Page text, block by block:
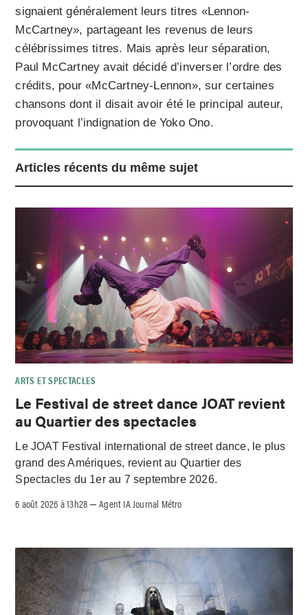
signaient généralement leurs titres «Lennon-
McCartney», partageant les revenus de leurs
célébrissimes titres. Mais après leur séparation,
Paul McCartney avait décidé d’inverser l’ordre des
crédits, pour «McCartney-Lennon», sur certaines
chansons dont il disait avoir été le principal auteur,
provoquant l’indignation de Yoko Ono.
Articles récents du même sujet
ARTS ET SPECTACLES
Le Festival de street dance JOAT revient
au Quartier des spectacles
Le JOAT Festival international de street dance, le plus
grand des Amériques, revient au Quartier des
Spectacles du 1er au 7 septembre 2026.
6 août 2026 à 13h28 –Agent IA Journal Métro